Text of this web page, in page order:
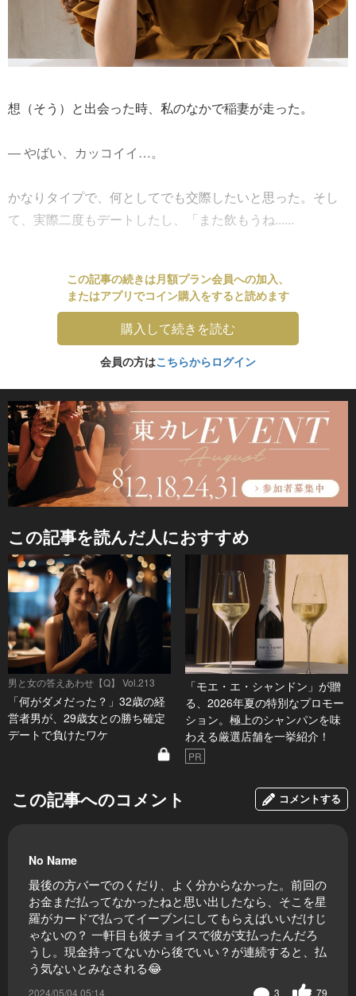
想（そう）と出会った時、私のなかで稲妻が走った。
― やばい、カッコイイ…。
かなりタイプで、何としてでも交際したいと思った。そし
て、実際二度もデートしたし、「また飲もうね......
この記事の続きは月額プラン会員への加入、
またはアプリでコイン購入をすると読めます
購入して続きを読む
会員の方はこちらからログイン
この記事を読んだ人におすすめ
男と女の答えあわせ【Q】 Vol.213
「何がダメだった？」32歳の経
営者男が、29歳女との勝ち確定
デートで負けたワケ
「モエ・エ・シャンドン」が贈
る、2026年夏の特別なプロモー
ション。極上のシャンパンを味
わえる厳選店舗を一挙紹介！
PR
この記事へのコメント コメントする
No Name
最後の方バーでのくだり、よく分からなかった。前回の
お金まだ払ってなかったねと思い出したなら、そこを星
羅がカードで払ってイーブンにしてもらえばいいだけじ
ゃないの？ 一軒目も彼チョイスで彼が支払ったんだろ
うし。現金持ってないから後でいい？が連続すると、払
う気ないとみなされる😂
2024/05/04 05:14 79
3